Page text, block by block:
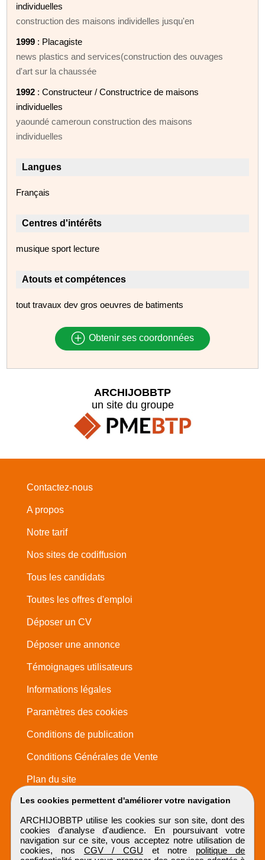
individuelles
construction des maisons individelles jusqu'en
1999 : Placagiste
news plastics and services(construction des ouvages
d'art sur la chaussée
1992 : Constructeur / Constructrice de maisons
individuelles
yaoundé cameroun construction des maisons
individuelles
Langues
Français
Centres d'intérêts
musique sport lecture
Atouts et compétences
tout travaux dev gros oeuvres de batiments
Obtenir ses coordonnées
Les cookies permettent d'améliorer votre navigation
ARCHIJOBBTP utilise les cookies sur son site, dont des
cookies d'analyse d'audience. En poursuivant votre
navigation sur ce site, vous acceptez notre utilisation de
cookies, nos CGV / CGU et notre politique de
ARCHIJOBBTP
un site du groupe
Contactez-nous
A propos
Notre tarif
Nos sites de codiffusion
Tous les candidats
Toutes les offres d'emploi
Déposer un CV
Déposer une annonce
Témoignages utilisateurs
Informations légales
Paramètres des cookies
Conditions de publication
Conditions Générales de Vente
Plan du site